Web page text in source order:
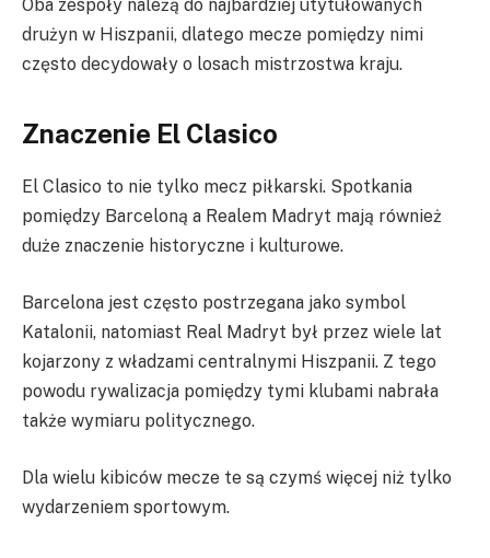
Oba zespoły należą do najbardziej utytułowanych
drużyn w Hiszpanii, dlatego mecze pomiędzy nimi
często decydowały o losach mistrzostwa kraju.
Znaczenie El Clasico
El Clasico to nie tylko mecz piłkarski. Spotkania
pomiędzy Barceloną a Realem Madryt mają również
duże znaczenie historyczne i kulturowe.
Barcelona jest często postrzegana jako symbol
Katalonii, natomiast Real Madryt był przez wiele lat
kojarzony z władzami centralnymi Hiszpanii. Z tego
powodu rywalizacja pomiędzy tymi klubami nabrała
także wymiaru politycznego.
Dla wielu kibiców mecze te są czymś więcej niż tylko
wydarzeniem sportowym.